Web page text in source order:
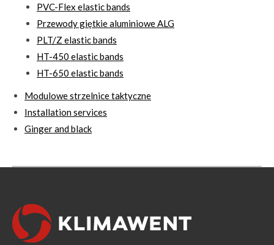
PVC-Flex elastic bands
Przewody giętkie aluminiowe ALG
PLT/Z elastic bands
HT-450 elastic bands
HT-650 elastic bands
Modulowe strzelnice taktyczne
Installation services
Ginger and black